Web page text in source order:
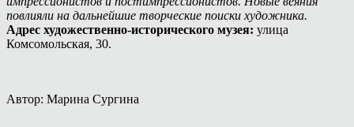
повлияли на дальнейшие творческие поиски художника.
Адрес художественно-исторического музея: улица
Комсомольская, 30.
Автор: Марина Сургина